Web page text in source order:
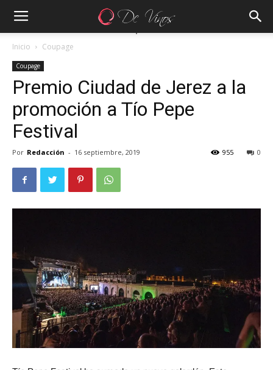
Inicio Coupage
Coupage
Premio Ciudad de Jerez a la
promoción a Tío Pepe
Festival
Por Redacción - 16 septiembre, 2019 0
955